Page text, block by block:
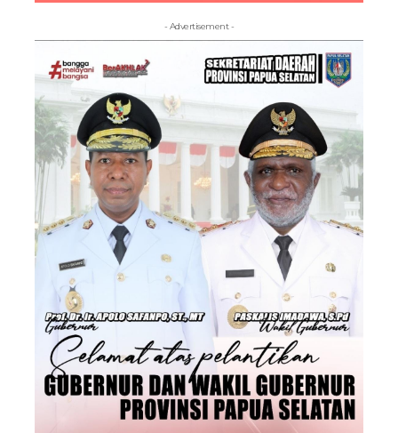
- Advertisement -